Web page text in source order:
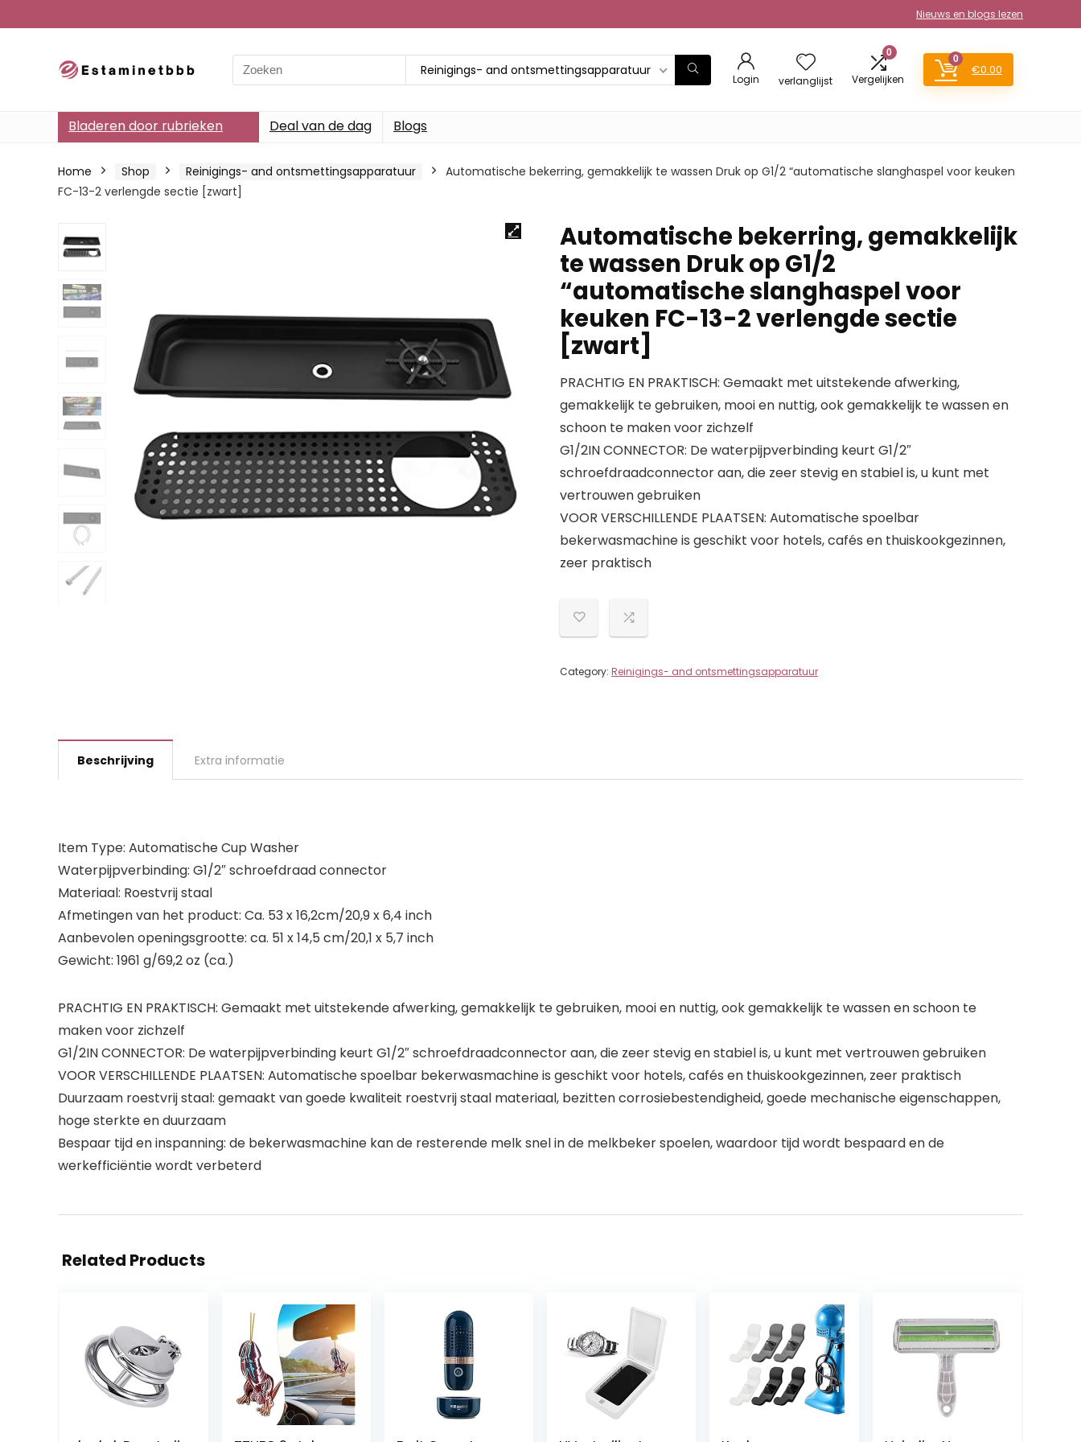
Nieuws en blogs lezen
Search
for:
Reinigings- and ontsmettingsapparatuur
Login verlanglijst
0
Vergelijken
0
€0.00
Bladeren door rubrieken Deal van de dag Blogs
Home Shop Reinigings- and ontsmettingsapparatuur
Automatische bekerring, gemakkelijk te wassen Druk op G1/2 “automatische slanghaspel voor keuken
FC-13-2 verlengde sectie [zwart]
Automatische bekerring, gemakkelijk
te wassen Druk op G1/2
“automatische slanghaspel voor
keuken FC-13-2 verlengde sectie
[zwart]
PRACHTIG EN PRAKTISCH: Gemaakt met uitstekende afwerking,
gemakkelijk te gebruiken, mooi en nuttig, ook gemakkelijk te wassen en
schoon te maken voor zichzelf
G1/2IN CONNECTOR: De waterpijpverbinding keurt G1/2″
schroefdraadconnector aan, die zeer stevig en stabiel is, u kunt met
vertrouwen gebruiken
VOOR VERSCHILLENDE PLAATSEN: Automatische spoelbar
bekerwasmachine is geschikt voor hotels, cafés en thuiskookgezinnen,
zeer praktisch
Category: Reinigings- and ontsmettingsapparatuur
Beschrijving Extra informatie
Item Type: Automatische Cup Washer
Waterpijpverbinding: G1/2″ schroefdraad connector
Materiaal: Roestvrij staal
Afmetingen van het product: Ca. 53 x 16,2cm/20,9 x 6,4 inch
Aanbevolen openingsgrootte: ca. 51 x 14,5 cm/20,1 x 5,7 inch
Gewicht: 1961 g/69,2 oz (ca.)
PRACHTIG EN PRAKTISCH: Gemaakt met uitstekende afwerking, gemakkelijk te gebruiken, mooi en nuttig, ook gemakkelijk te wassen en schoon te
maken voor zichzelf
G1/2IN CONNECTOR: De waterpijpverbinding keurt G1/2″ schroefdraadconnector aan, die zeer stevig en stabiel is, u kunt met vertrouwen gebruiken
VOOR VERSCHILLENDE PLAATSEN: Automatische spoelbar bekerwasmachine is geschikt voor hotels, cafés en thuiskookgezinnen, zeer praktisch
Duurzaam roestvrij staal: gemaakt van goede kwaliteit roestvrij staal materiaal, bezitten corrosiebestendigheid, goede mechanische eigenschappen,
hoge sterkte en duurzaam
Bespaar tijd en inspanning: de bekerwasmachine kan de resterende melk snel in de melkbeker spoelen, waardoor tijd wordt bespaard en de
werkefficiëntie wordt verbeterd
Related Products